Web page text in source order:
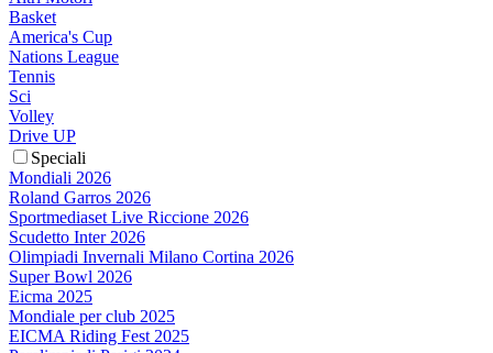
Basket
America's Cup
Nations League
Tennis
Sci
Volley
Drive UP
Speciali
Mondiali 2026
Roland Garros 2026
Sportmediaset Live Riccione 2026
Scudetto Inter 2026
Olimpiadi Invernali Milano Cortina 2026
Super Bowl 2026
Eicma 2025
Mondiale per club 2025
EICMA Riding Fest 2025